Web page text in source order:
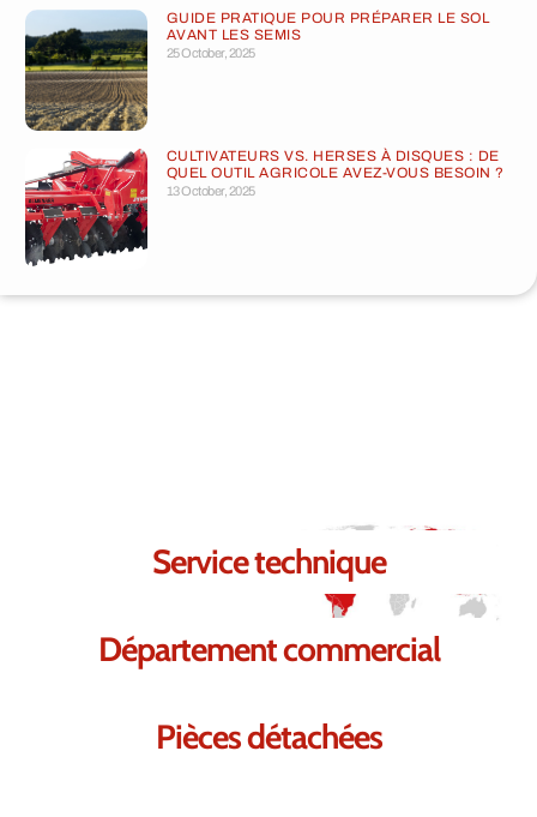
GUIDE PRATIQUE POUR PRÉPARER LE SOL
AVANT LES SEMIS
25 October, 2025
CULTIVATEURS VS. HERSES À DISQUES : DE
QUEL OUTIL AGRICOLE AVEZ-VOUS BESOIN ?
13 October, 2025
Service technique
Département commercial
Pièces détachées